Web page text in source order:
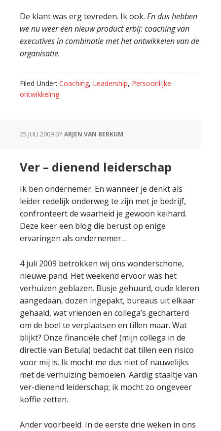
De klant was erg tevreden. Ik ook. En dus hebben
we nu weer een nieuw product erbij: coaching van
executives in combinatie met het ontwikkelen van de
organisatie.
Filed Under: Coaching, Leadership, Persoonlijke
ontwikkeling
25 JULI 2009 BYARJEN VAN BERKUM
Ver – dienend leiderschap
Ik ben ondernemer. En wanneer je denkt als
leider redelijk onderweg te zijn met je bedrijf,
confronteert de waarheid je gewoon keihard.
Deze keer een blog die berust op enige
ervaringen als ondernemer…
4 juli 2009 betrokken wij ons wonderschone,
nieuwe pand. Het weekend ervoor was het
verhuizen geblazen. Busje gehuurd, oude kleren
aangedaan, dozen ingepakt, bureaus uit elkaar
gehaald, wat vrienden en collega’s gecharterd
om de boel te verplaatsen en tillen maar. Wat
blijkt? Onze financiële chef (mijn collega in de
directie van Betula) bedacht dat tillen een risico
voor mij is. Ik mocht me dus niet of nauwelijks
met de verhuizing bemoeien. Aardig staaltje van
ver-dienend leiderschap; ik mocht zo ongeveer
koffie zetten.
Ander voorbeeld. In de eerste drie weken in ons